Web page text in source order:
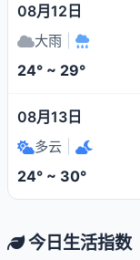
08月12日
大雨
24° ~ 29°
08月13日
多云
24° ~ 30°
今日生活指数